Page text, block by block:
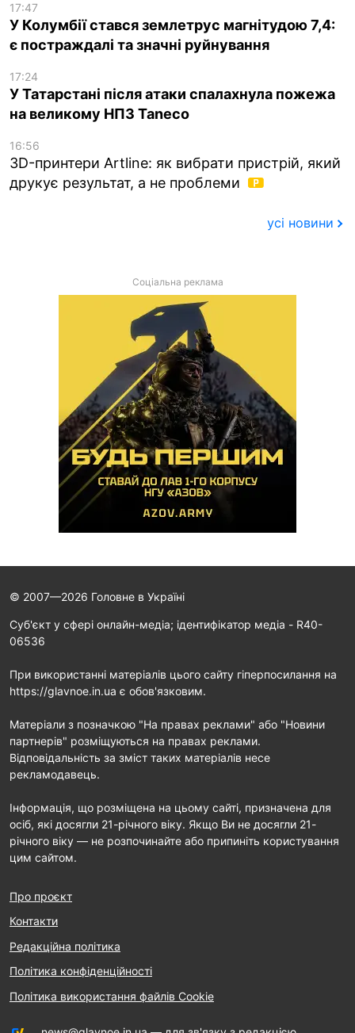
17:47
У Колумбії стався землетрус магнітудою 7,4:
є постраждалі та значні руйнування
17:24
У Татарстані після атаки спалахнула пожежа
на великому НПЗ Taneco
16:56
3D-принтери Artline: як вибрати пристрій, який
друкує результат, а не проблеми
усі новини
Соціальна реклама
© 2007—2026 Головне в Україні
Cуб'єкт у сфері онлайн-медіа; ідентифікатор медіа - R40-
06536
При використанні матеріалів цього сайту гіперпосилання на
https://glavnoe.in.ua є обов'язковим.
Матеріали з позначкою "На правах реклами" або "Новини
партнерів" розміщуються на правах реклами.
Відповідальність за зміст таких матеріалів несе
рекламодавець.
Інформація, що розміщена на цьому сайті, призначена для
осіб, які досягли 21-річного віку. Якщо Ви не досягли 21-
річного віку — не розпочинайте або припиніть користування
цим сайтом.
Про проєкт
Контакти
Редакційна політика
Політика конфіденційності
Політика використання файлів Cookie